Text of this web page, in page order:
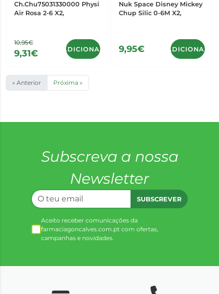
Ch.Chu75031330000 Physi
Air Rosa 2-6 X2,
10,95€
9,31€ ADICIONAR
Nuk Space Disney Mickey
Chup Silic 0-6M X2,
9,95€ ADICIONAR
« Anterior Próxima »
Subscreva a nossa
Newsletter
SUBSCREVER
Aceito receber comunicações da
farmaciagoncalves.com.pt com ofertas,
campanhas e novidades.